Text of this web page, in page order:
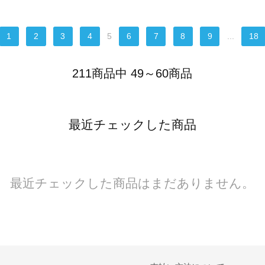
1 2 3 4 5 6 7 8 9 ... 18
211商品中 49～60商品
最近チェックした商品
最近チェックした商品はまだありません。